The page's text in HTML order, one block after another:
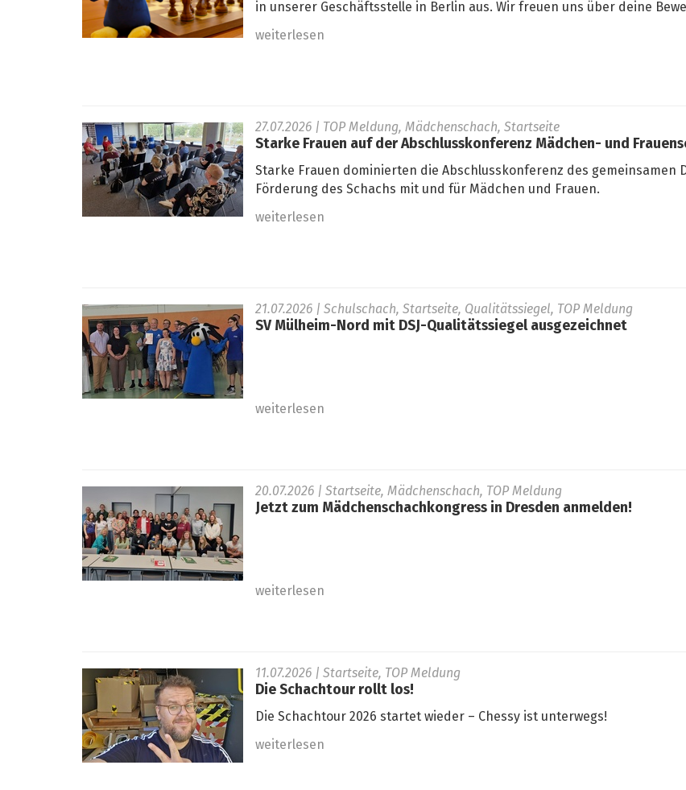
in unserer Geschäftsstelle in Berlin aus. Wir freuen uns über deine
weiterlesen
27.07.2026 | TOP Meldung, Mädchenschach, Startseite
Starke Frauen auf der Abschlusskonferenz Mädchen- und
Starke Frauen dominierten die Abschlusskonferenz des gemeinsamen
Förderung des Schachs mit und für Mädchen und Frauen.
weiterlesen
21.07.2026 | Schulschach, Startseite, Qualitätssiegel, TOP Meldung
SV Mülheim-Nord mit DSJ-Qualitätssiegel ausgezeichnet
weiterlesen
20.07.2026 | Startseite, Mädchenschach, TOP Meldung
Jetzt zum Mädchenschachkongress in Dresden anmelden!
weiterlesen
11.07.2026 | Startseite, TOP Meldung
Die Schachtour rollt los!
Die Schachtour 2026 startet wieder – Chessy ist unterwegs!
weiterlesen